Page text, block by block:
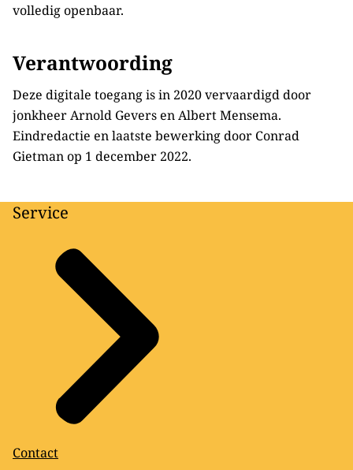
volledig openbaar.
Verantwoording
Deze digitale toegang is in 2020 vervaardigd door
jonkheer Arnold Gevers en Albert Mensema.
Eindredactie en laatste bewerking door Conrad
Gietman op 1 december 2022.
Service
Contact